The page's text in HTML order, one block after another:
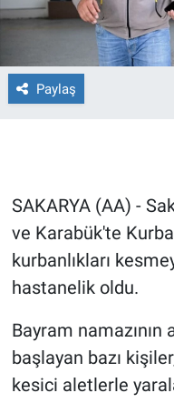
Paylaş
SAKARYA (AA) -
ve Karabük'te
kurbanlıkları
hastanelik oldu.
Bayram namazının
başlayan bazı
kesici aletlerle
Ekonomi
Gerçeğin İzinde
Gün Bitiyor
Gün Ortası
Gündem Özel
Günün
Haber